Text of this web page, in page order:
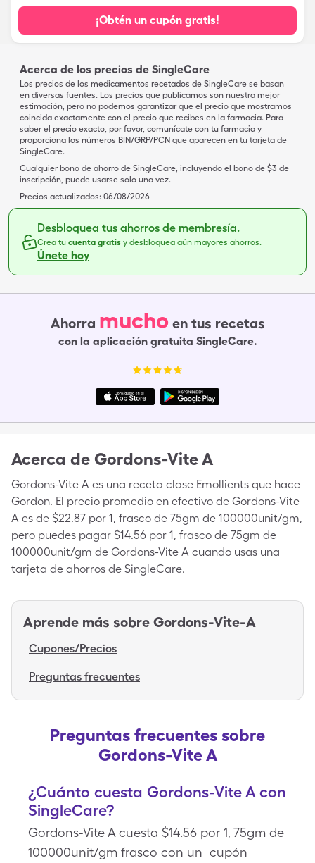
¡Obtén un cupón gratis!
Acerca de los precios de SingleCare
Los precios de los medicamentos recetados de SingleCare se basan
en diversas fuentes. Los precios que publicamos son nuestra mejor
estimación, pero no podemos garantizar que el precio que mostramos
coincida exactamente con el precio que recibes en la farmacia. Para
saber el precio exacto, por favor, comunícate con tu farmacia y
proporciona los números BIN/GRP/PCN que aparecen en tu tarjeta de
SingleCare.
Cualquier bono de ahorro de SingleCare, incluyendo el bono de $3 de
inscripción, puede usarse solo una vez.
Precios actualizados: 06/08/2026
Desbloquea tus ahorros de membresía.
Crea tu cuenta gratis y desbloquea aún mayores ahorros.
Únete hoy
Ahorra mucho en tus recetas
con la aplicación gratuita SingleCare.
Acerca de Gordons-Vite A
Gordons-Vite A es una receta clase Emollients que hace
Gordon. El precio promedio en efectivo de Gordons-Vite
A es de $22.87 por 1, frasco de 75gm de 100000unit/gm,
pero puedes pagar $14.56 por 1, frasco de 75gm de
100000unit/gm de Gordons-Vite A cuando usas una
tarjeta de ahorros de SingleCare.
Aprende más sobre Gordons-Vite-A
Cupones/Precios
Preguntas frecuentes
Preguntas frecuentes sobre
Gordons-Vite A
¿Cuánto cuesta Gordons-Vite A con
SingleCare?
Gordons-Vite A cuesta $14.56 por 1, 75gm de
100000unit/gm frasco con un cupón